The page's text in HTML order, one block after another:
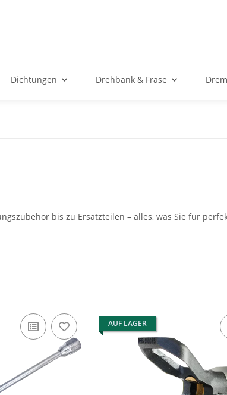
Dichtungen Drehbank & Fräse
bis zu Ersatzteilen – alles, was Sie für
AUF LAGER